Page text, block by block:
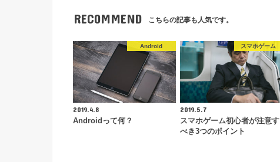
RECOMMEND こちらの記事も人気です。
Android
2019.4.8
Androidって何？
スマホゲーム
2019.5.7
スマホゲーム初心者が注意す
べき3つのポイント